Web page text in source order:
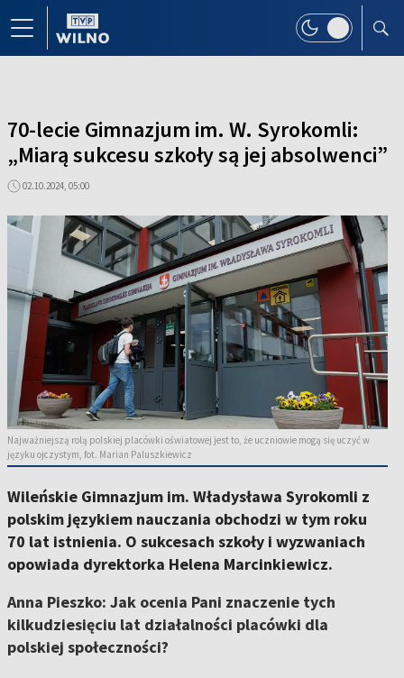
70-lecie Gimnazjum im. W. Syrokomli:
„Miarą sukcesu szkoły są jej absolwenci”
02.10.2024, 05:00
Najważniejszą rolą polskiej placówki oświatowej jest to, że uczniowie mogą się uczyć w
języku ojczystym, fot. Marian Paluszkiewicz
Wileńskie Gimnazjum im. Władysława Syrokomli z
polskim językiem nauczania obchodzi w tym roku
70 lat istnienia. O sukcesach szkoły i wyzwaniach
opowiada dyrektorka Helena Marcinkiewicz.
Anna Pieszko: Jak ocenia Pani znaczenie tych
kilkudziesięciu lat działalności placówki dla
polskiej społeczności?